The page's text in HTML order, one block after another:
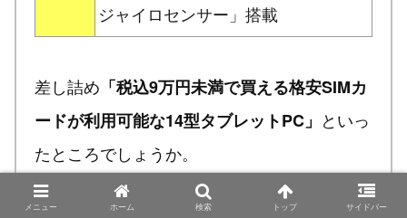
ジャイロセンサー」搭載
差し詰め 「税込9万円未満で買える格安SIMカ
ードが利用可能な14型タブレットPC」 といっ
たところでしょうか。
メニュー ホーム 検索 トップ サイドバー